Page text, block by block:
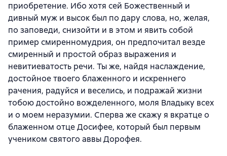
приобретение. Ибо хотя сей Божественный и
дивный муж и высок был по дару слова, но, желая,
по заповеди, снизойти и в этом и явить собой
пример смиренномудрия, он предпочитал везде
смиренный и простой образ выражения и
невитиеватость речи. Ты же, найдя наслаждение,
достойное твоего блаженного и искреннего
рачения, радуйся и веселись, и подражай жизни
тобою достойно вожделенного, моля Владыку всех
и о моем неразумии. Сперва же скажу я вкратце о
блаженном отце Досифее, который был первым
учеником святого аввы Дорофея.